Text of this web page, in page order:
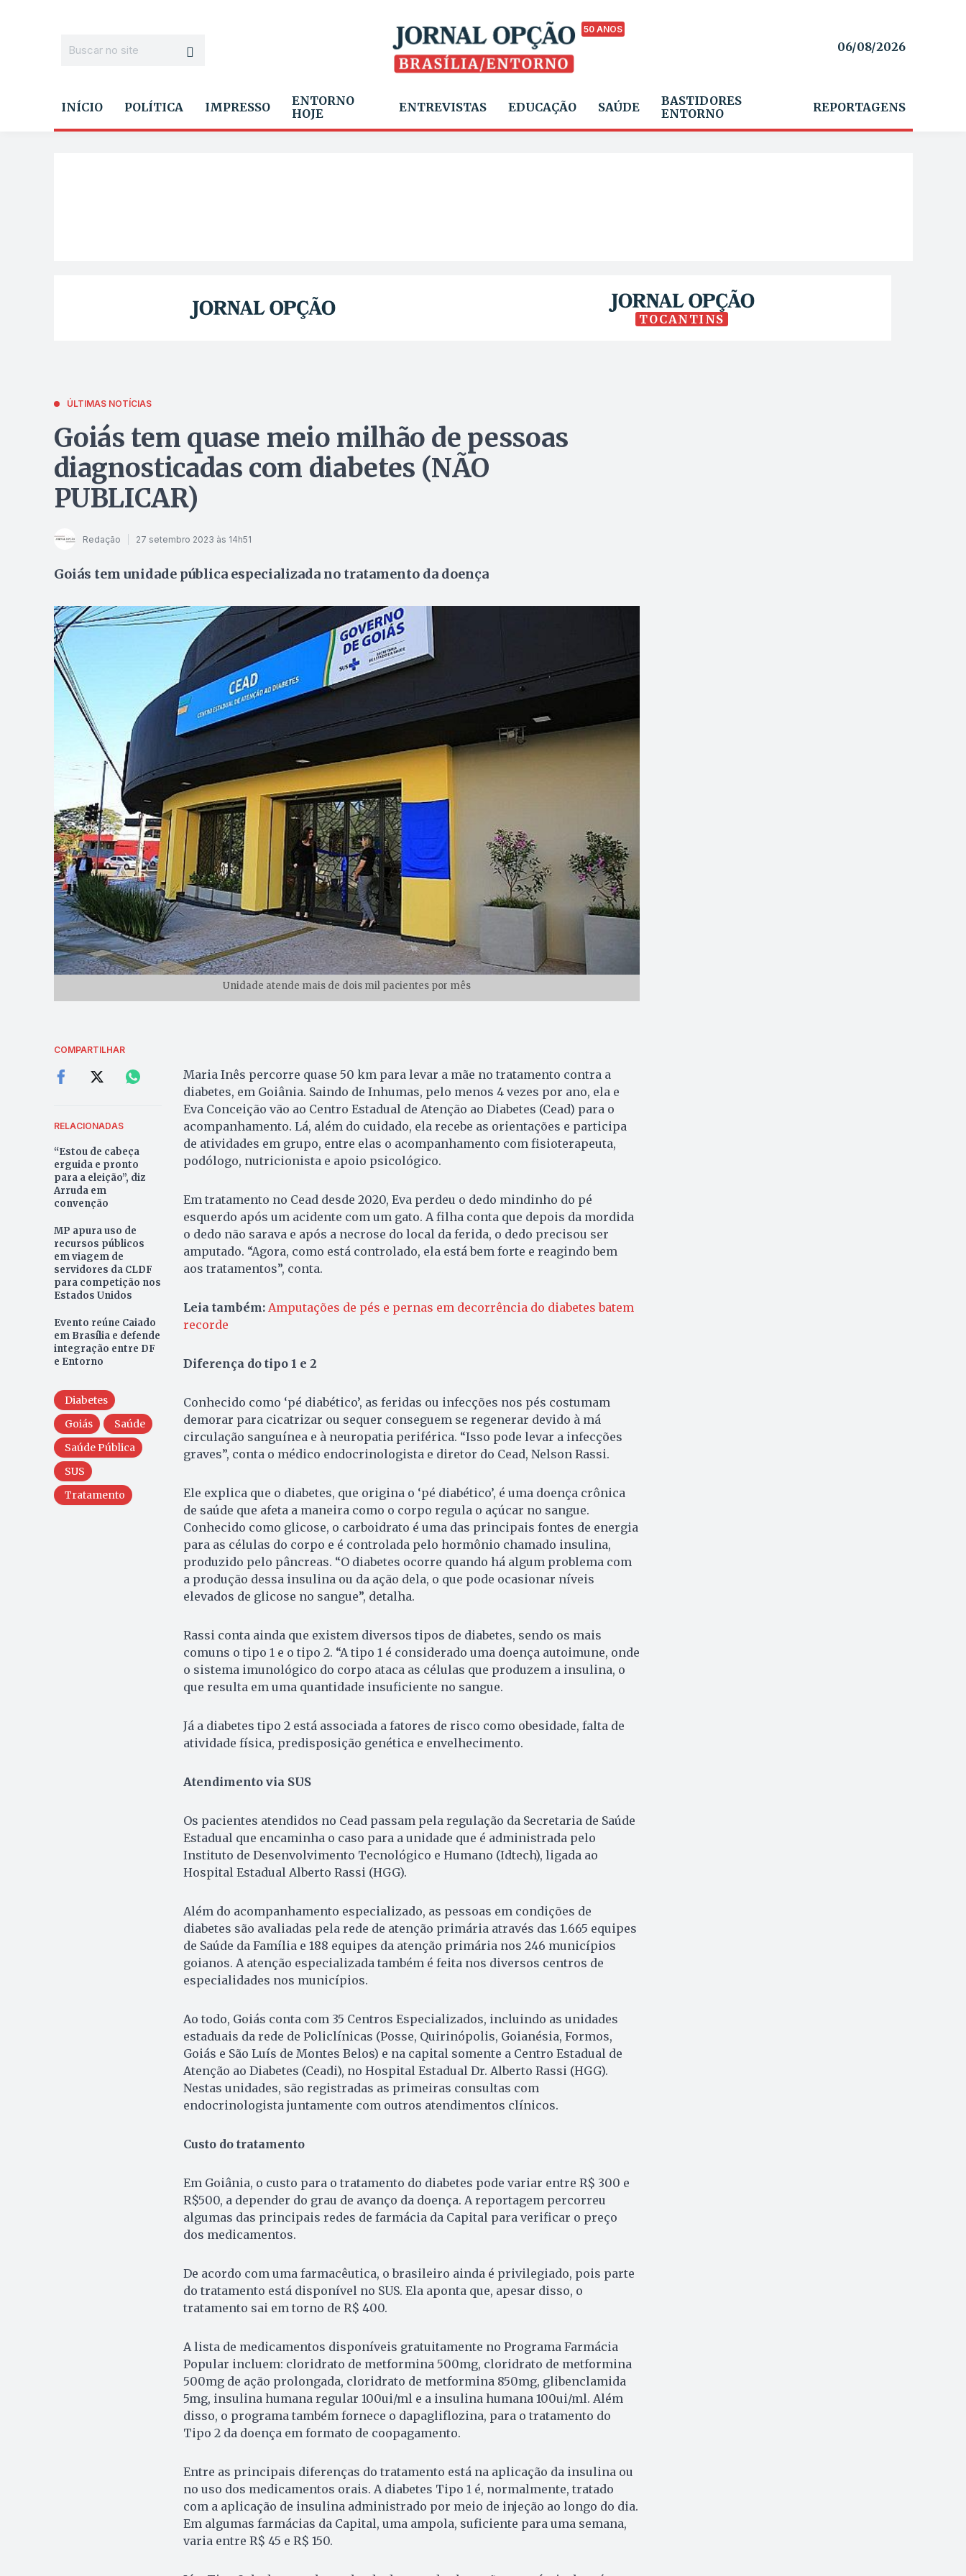
50 ANOS
06/08/2026
INÍCIO POLÍTICA IMPRESSO
ENTORNO
HOJE
ENTREVISTAS EDUCAÇÃO SAÚDE
BASTIDORES
ENTORNO
REPORTAGENS
TOCANTINS
ÚLTIMAS NOTÍCIAS
Goiás tem quase meio milhão de pessoas
diagnosticadas com diabetes (NÃO
PUBLICAR)
Redação 27 setembro 2023 às 14h51
Goiás tem unidade pública especializada no tratamento da doença
Unidade atende mais de dois mil pacientes por mês
COMPARTILHAR
RELACIONADAS
“Estou de cabeça
erguida e pronto
para a eleição”, diz
Arruda em
convenção
MP apura uso de
recursos públicos
em viagem de
servidores da CLDF
para competição nos
Estados Unidos
Evento reúne Caiado
em Brasília e defende
integração entre DF
e Entorno
Diabetes
Goiás
Saúde
Saúde Pública
SUS
Tratamento
Maria Inês percorre quase 50 km para levar a mãe no tratamento contra a
diabetes, em Goiânia. Saindo de Inhumas, pelo menos 4 vezes por ano, ela e
Eva Conceição vão ao Centro Estadual de Atenção ao Diabetes (Cead) para o
acompanhamento. Lá, além do cuidado, ela recebe as orientações e participa
de atividades em grupo, entre elas o acompanhamento com fisioterapeuta,
podólogo, nutricionista e apoio psicológico.
Em tratamento no Cead desde 2020, Eva perdeu o dedo mindinho do pé
esquerdo após um acidente com um gato. A filha conta que depois da mordida
o dedo não sarava e após a necrose do local da ferida, o dedo precisou ser
amputado. “Agora, como está controlado, ela está bem forte e reagindo bem
aos tratamentos”, conta.
Leia também: Amputações de pés e pernas em decorrência do diabetes batem
recorde
Diferença do tipo 1 e 2
Conhecido como ‘pé diabético’, as feridas ou infecções nos pés costumam
demorar para cicatrizar ou sequer conseguem se regenerar devido à má
circulação sanguínea e à neuropatia periférica. “Isso pode levar a infecções
graves”, conta o médico endocrinologista e diretor do Cead, Nelson Rassi.
Ele explica que o diabetes, que origina o ‘pé diabético’, é uma doença crônica
de saúde que afeta a maneira como o corpo regula o açúcar no sangue.
Conhecido como glicose, o carboidrato é uma das principais fontes de energia
para as células do corpo e é controlada pelo hormônio chamado insulina,
produzido pelo pâncreas. “O diabetes ocorre quando há algum problema com
a produção dessa insulina ou da ação dela, o que pode ocasionar níveis
elevados de glicose no sangue”, detalha.
Rassi conta ainda que existem diversos tipos de diabetes, sendo os mais
comuns o tipo 1 e o tipo 2. “A tipo 1 é considerado uma doença autoimune, onde
o sistema imunológico do corpo ataca as células que produzem a insulina, o
que resulta em uma quantidade insuficiente no sangue.
Já a diabetes tipo 2 está associada a fatores de risco como obesidade, falta de
atividade física, predisposição genética e envelhecimento.
Atendimento via SUS
Os pacientes atendidos no Cead passam pela regulação da Secretaria de Saúde
Estadual que encaminha o caso para a unidade que é administrada pelo
Instituto de Desenvolvimento Tecnológico e Humano (Idtech), ligada ao
Hospital Estadual Alberto Rassi (HGG).
Além do acompanhamento especializado, as pessoas em condições de
diabetes são avaliadas pela rede de atenção primária através das 1.665 equipes
de Saúde da Família e 188 equipes da atenção primária nos 246 municípios
goianos. A atenção especializada também é feita nos diversos centros de
especialidades nos municípios.
Ao todo, Goiás conta com 35 Centros Especializados, incluindo as unidades
estaduais da rede de Policlínicas (Posse, Quirinópolis, Goianésia, Formos,
Goiás e São Luís de Montes Belos) e na capital somente a Centro Estadual de
Atenção ao Diabetes (Ceadi), no Hospital Estadual Dr. Alberto Rassi (HGG).
Nestas unidades, são registradas as primeiras consultas com
endocrinologista juntamente com outros atendimentos clínicos.
Custo do tratamento
Em Goiânia, o custo para o tratamento do diabetes pode variar entre R$ 300 e
R$500, a depender do grau de avanço da doença. A reportagem percorreu
algumas das principais redes de farmácia da Capital para verificar o preço
dos medicamentos.
De acordo com uma farmacêutica, o brasileiro ainda é privilegiado, pois parte
do tratamento está disponível no SUS. Ela aponta que, apesar disso, o
tratamento sai em torno de R$ 400.
A lista de medicamentos disponíveis gratuitamente no Programa Farmácia
Popular incluem: cloridrato de metformina 500mg, cloridrato de metformina
500mg de ação prolongada, cloridrato de metformina 850mg, glibenclamida
5mg, insulina humana regular 100ui/ml e a insulina humana 100ui/ml. Além
disso, o programa também fornece o dapagliflozina, para o tratamento do
Tipo 2 da doença em formato de coopagamento.
Entre as principais diferenças do tratamento está na aplicação da insulina ou
no uso dos medicamentos orais. A diabetes Tipo 1 é, normalmente, tratado
com a aplicação de insulina administrado por meio de injeção ao longo do dia.
Em algumas farmácias da Capital, uma ampola, suficiente para uma semana,
varia entre R$ 45 e R$ 150.